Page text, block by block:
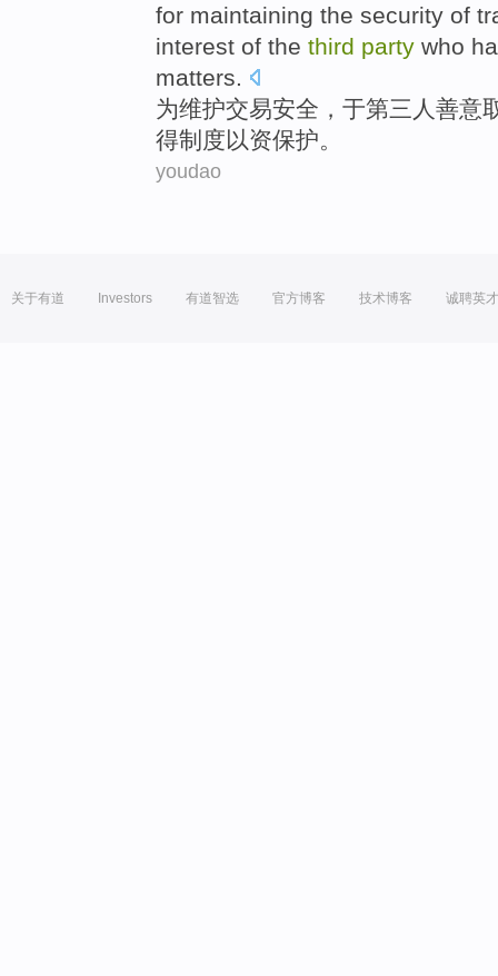
for maintaining the security of
interest of the third party who
matters.
为维护交易安全 ， 于第三 人 善意
得制度以资保护。
youdao
关于有道 Investors 有道智选 官方博客 技术博客 诚聘英才